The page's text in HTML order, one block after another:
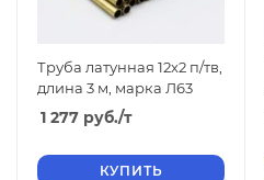
Труба латунная 12х2 п/тв,
длина 3 м, марка Л63
1 277 руб./т
КУПИТЬ